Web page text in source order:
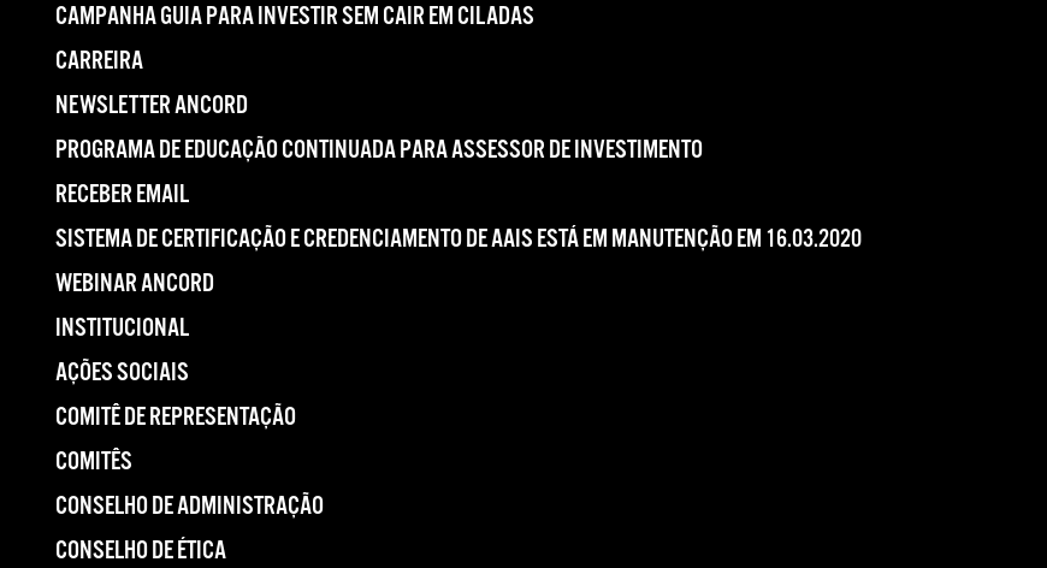
CAMPANHA GUIA PARA INVESTIR SEM CAIR EM CILADAS
CARREIRA
NEWSLETTER ANCORD
PROGRAMA DE EDUCAÇÃO CONTINUADA PARA ASSESSOR DE INVESTIMENTO
RECEBER EMAIL
SISTEMA DE CERTIFICAÇÃO E CREDENCIAMENTO DE AAIS ESTÁ EM MANUTENÇÃO EM 16.03.2020
WEBINAR ANCORD
INSTITUCIONAL
AÇÕES SOCIAIS
COMITÊ DE REPRESENTAÇÃO
COMITÊS
CONSELHO DE ADMINISTRAÇÃO
CONSELHO DE ÉTICA